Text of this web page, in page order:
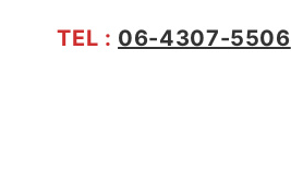
TEL : 06-4307-5506